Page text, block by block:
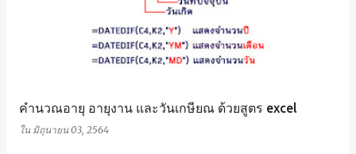
คำนวณอายุ อายุงาน และวันเกษียณ ด้วยสูตร excel
ใน มิถุนายน 03, 2564